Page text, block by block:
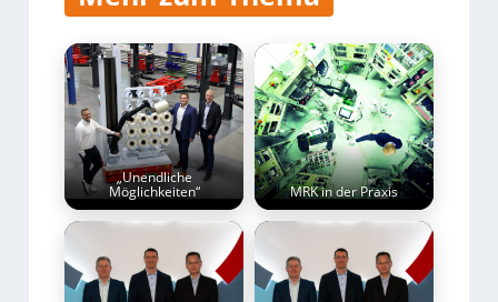
„Unendliche
Möglichkeiten“ MRK in der Praxis